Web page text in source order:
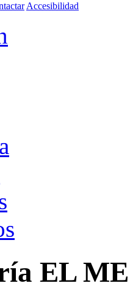
Accesibilidad
EL